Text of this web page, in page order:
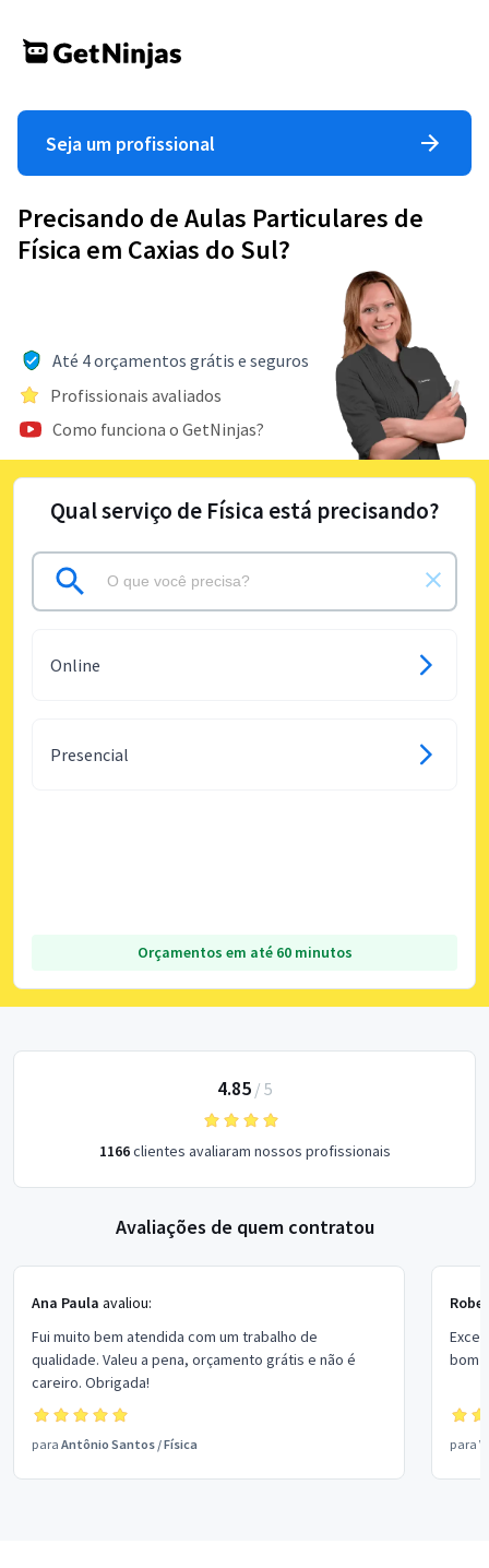
Seja um profissional
Precisando de Aulas Particulares de
Física em Caxias do Sul?
Até 4 orçamentos grátis e seguros
Profissionais avaliados
Como funciona o GetNinjas?
Qual serviço de Física está precisando?
Online
Presencial
Orçamentos em até 60 minutos
4.85/ 5
1166clientes avaliaram nossos profissionais
Avaliações de quem contratou
Ana Paula avaliou:
Fui muito bem atendida com um trabalho de
qualidade. Valeu a pena, orçamento grátis e não é
careiro. Obrigada!
para Antônio Santos /Física
bom
para